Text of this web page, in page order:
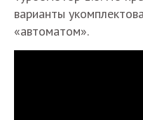
варианты
«автоматом».